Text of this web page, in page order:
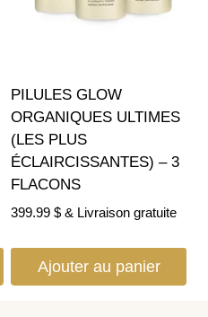
PILULES GLOW
ORGANIQUES ULTIMES
(LES PLUS
ÉCLAIRCISSANTES) – 3
FLACONS
399.99 $ & Livraison gratuite
Ajouter au panier